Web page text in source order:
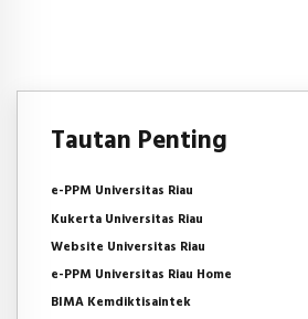
Tautan Penting
e-PPM Universitas Riau
Kukerta Universitas Riau
Website Universitas Riau
e-PPM Universitas Riau Home
BIMA Kemdiktisaintek